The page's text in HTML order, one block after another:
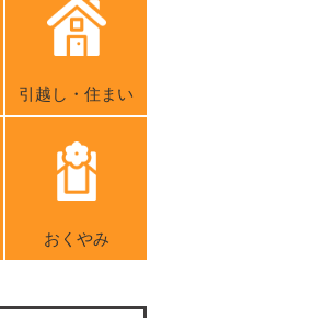
引越し・住まい
おくやみ